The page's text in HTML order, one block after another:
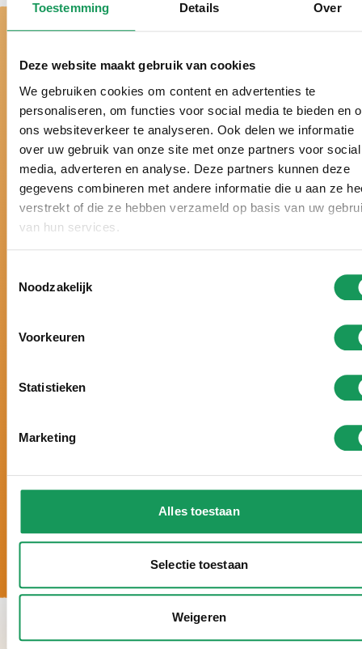
Toestemming Details Over
Deze website maakt gebruik van cookies
We gebruiken cookies om content en advertenties te
personaliseren, om functies voor social media te bieden en
ons websiteverkeer te analyseren. Ook delen we informatie
over uw gebruik van onze site met onze partners voor social
media, adverteren en analyse. Deze partners kunnen deze
gegevens combineren met andere informatie die u aan ze
verstrekt of die ze hebben verzameld op basis van uw
van hun services.
Noodzakelijk
Voorkeuren
Statistieken
Marketing
Alles toestaan
Selectie toestaan
Weigeren
Bei uns ist es
wirklich Urlaub!
Schon über ein halbes Jahrhundert der Ferienpark
Niederlande gewählt.
Award gekrönt und mit 9,8 von 10 Punkten
Aufmerksamkeit und ganz auf Ihre Wünsche
5-Sterne-Luxus. Große Häuser, moderne
Möglichkeiten.